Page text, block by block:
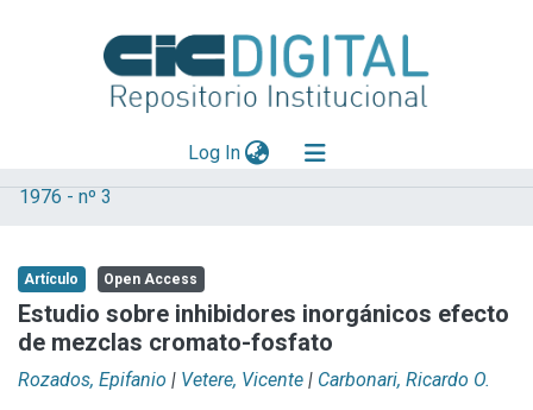
Log In(current)
Explorar
Aportar material
Statistics
1976 - nº 3
Artículo Open Access
Estudio sobre inhibidores inorgánicos efecto
de mezclas cromato-fosfato
Rozados, Epifanio | Vetere, Vicente | Carbonari, Ricardo O.